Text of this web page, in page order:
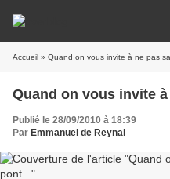
Accueil » Quand on vous invite à ne pas
Quand on vous invite
Publié le 28/09/2010 à 18:39
Par Emmanuel de Reynal